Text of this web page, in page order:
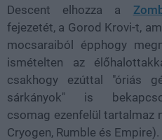
Descent elhozza a
fejezetét, a Gorod Krovi-t,
mocsaraiból épphogy
ismételten az
csakhogy ezúttal "óriás
sárkányok" is
csomag ezenfelül tartalmaz
Cryogen, Rumble és Empire).